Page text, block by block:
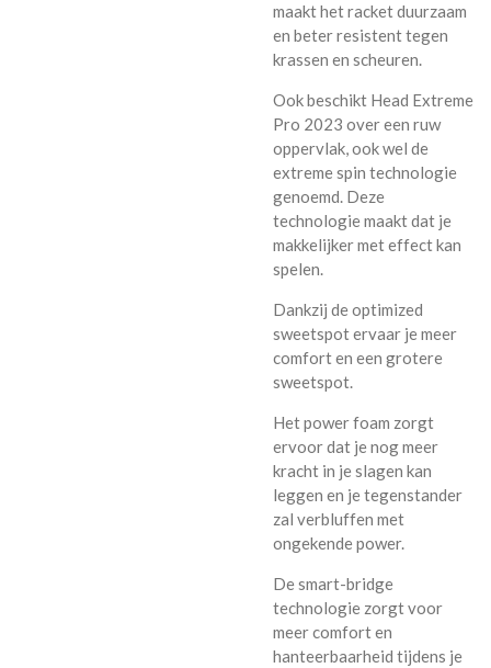
maakt het racket duurzaam
en beter resistent tegen
krassen en scheuren.
Ook beschikt Head Extreme
Pro 2023 over een ruw
oppervlak, ook wel de
extreme spin technologie
genoemd. Deze
technologie maakt dat je
makkelijker met effect kan
spelen.
Dankzij de optimized
sweetspot ervaar je meer
comfort en een grotere
sweetspot.
Het power foam zorgt
ervoor dat je nog meer
kracht in je slagen kan
leggen en je tegenstander
zal verbluffen met
ongekende power.
De smart-bridge
technologie zorgt voor
meer comfort en
hanteerbaarheid tijdens je